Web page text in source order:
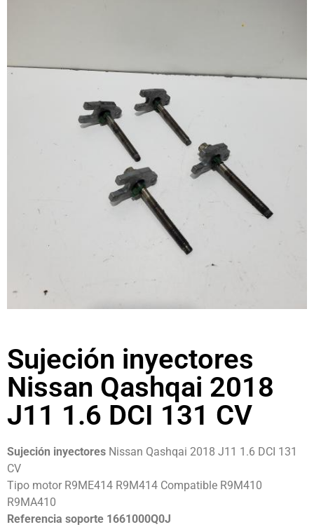
Sujeción inyectores
Nissan Qashqai 2018
J11 1.6 DCI 131 CV
Sujeción inyectores Nissan Qashqai 2018 J11 1.6 DCI 131
CV
Tipo motor R9ME414 R9M414 Compatible R9M410
R9MA410
Referencia soporte 1661000Q0J